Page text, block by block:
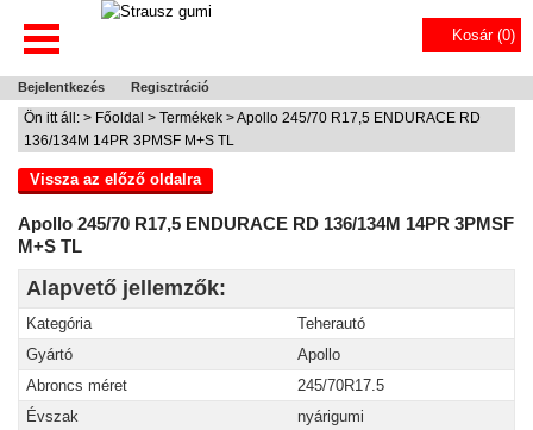
Kosár (0)
Bejelentkezés Regisztráció
Ön itt áll: > Főoldal > Termékek > Apollo 245/70 R17,5 ENDURACE RD
136/134M 14PR 3PMSF M+S TL
Vissza az előző oldalra
Apollo 245/70 R17,5 ENDURACE RD 136/134M 14PR 3PMSF
M+S TL
Alapvető jellemzők:
Kategória
Teherautó
Gyártó
Apollo
Abroncs méret
245/70R17.5
Évszak
nyárigumi